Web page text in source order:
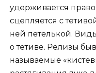
удерживается
сцепляется с
ней петелькой.
о тетиве. Релизы
называемые